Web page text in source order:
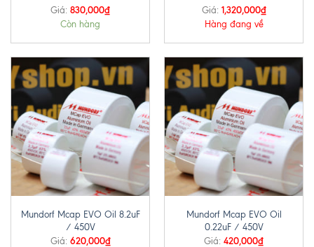
Giá: 830,000₫
Còn hàng
Giá: 1,320,000₫
Hàng đang về
Mundorf Mcap EVO Oil 8.2uF
/ 450V
Giá: 620,000₫
Mundorf Mcap EVO Oil
0.22uF / 450V
Giá: 420,000₫